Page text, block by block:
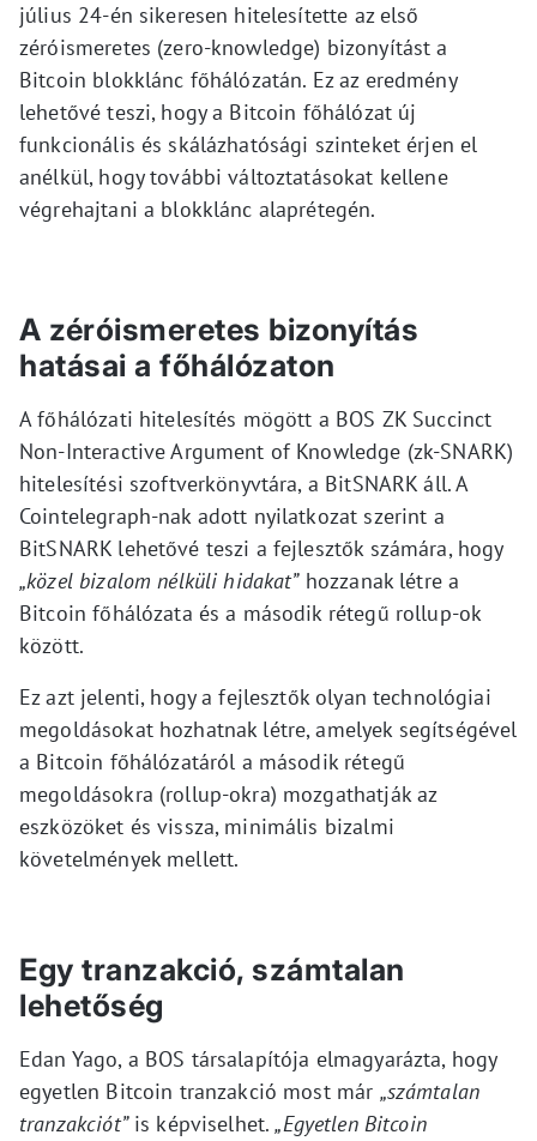
július 24-én sikeresen hitelesítette az első
zéróismeretes (zero-knowledge) bizonyítást a
Bitcoin blokklánc főhálózatán. Ez az eredmény
lehetővé teszi, hogy a Bitcoin főhálózat új
funkcionális és skálázhatósági szinteket érjen el
anélkül, hogy további változtatásokat kellene
végrehajtani a blokklánc alaprétegén.
A zéróismeretes bizonyítás
hatásai a főhálózaton
A főhálózati hitelesítés mögött a BOS ZK Succinct
Non-Interactive Argument of Knowledge (zk-SNARK)
hitelesítési szoftverkönyvtára, a BitSNARK áll. A
Cointelegraph-nak adott nyilatkozat szerint a
BitSNARK lehetővé teszi a fejlesztők számára, hogy
„közel bizalom nélküli hidakat”hozzanak létre a
Bitcoin főhálózata és a második rétegű rollup-ok
között.
Ez azt jelenti, hogy a fejlesztők olyan technológiai
megoldásokat hozhatnak létre, amelyek segítségével
a Bitcoin főhálózatáról a második rétegű
megoldásokra (rollup-okra) mozgathatják az
eszközöket és vissza, minimális bizalmi
követelmények mellett.
Egy tranzakció, számtalan
lehetőség
Edan Yago, a BOS társalapítója elmagyarázta, hogy
egyetlen Bitcoin tranzakció most már „számtalan
tranzakciót”is képviselhet.„Egyetlen Bitcoin